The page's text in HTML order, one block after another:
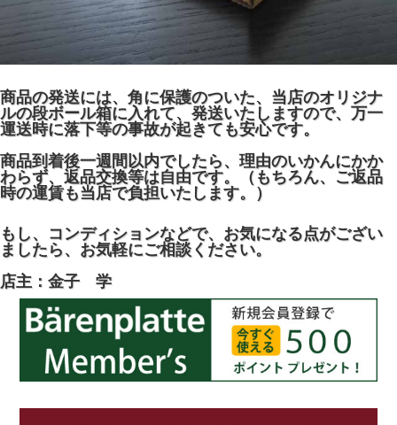
商品の発送には、角に保護のついた、当店のオリジナ
ルの段ボール箱に入れて、発送いたしますので、万一
運送時に落下等の事故が起きても安心です。
商品到着後一週間以内でしたら、理由のいかんにかか
わらず、返品交換等は自由です。（もちろん、ご返品
時の運賃も当店で負担いたします。）
もし、コンディションなどで、お気になる点がござい
ましたら、お気軽にご相談ください。
店主：金子 学